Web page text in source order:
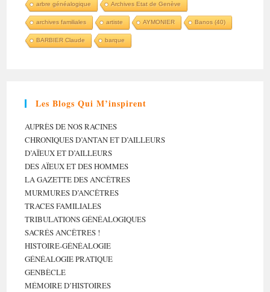
arbre généalogique Archives Etat de Genève
archives familiales artiste AYMONIER Banos (40)
BARBIER Claude barque
Les Blogs Qui M’inspirent
AUPRÈS DE NOS RACINES
CHRONIQUES D’ANTAN ET D’AILLEURS
D’AÏEUX ET D’AILLEURS
DES AÏEUX ET DES HOMMES
LA GAZETTE DES ANCÊTRES
MURMURES D’ANCÊTRES
TRACES FAMILIALES
TRIBULATIONS GÉNÉALOGIQUES
SACRÉS ANCÊTRES !
HISTOIRE-GÉNÉALOGIE
GÉNÉALOGIE PRATIQUE
GENBÈCLE
MÉMOIRE D’HISTOIRES